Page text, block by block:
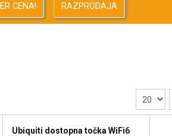
CENA! RAZPRODAJA
Ubiquiti dostopna točka WiFi6